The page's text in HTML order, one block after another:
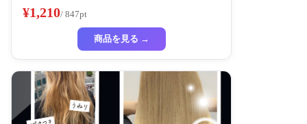
様
¥1,210/ 847pt
商品を見る →